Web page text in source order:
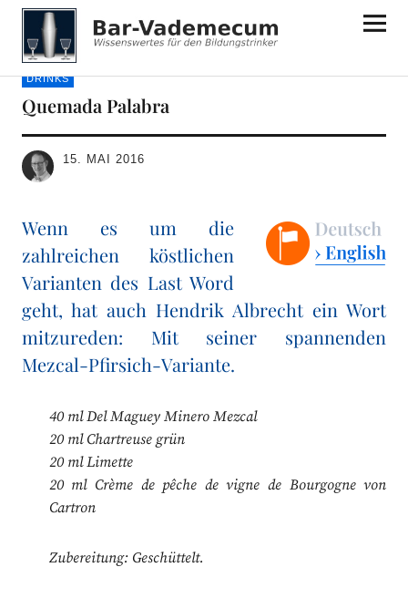
Bar-Vademecum
DRINKS
Quemada Palabra
15. MAI 2016
Wenn es um die
zahlreichen köstlichen
Varianten des Last Word
geht, hat auch Hendrik Albrecht ein Wort
mitzureden: Mit seiner spannenden
Mezcal-Pfirsich-Variante.
40 ml Del Maguey Minero Mezcal
20 ml Chartreuse grün
20 ml Limette
20 ml Crème de pêche de vigne de Bourgogne von
Cartron
Zubereitung: Geschüttelt.